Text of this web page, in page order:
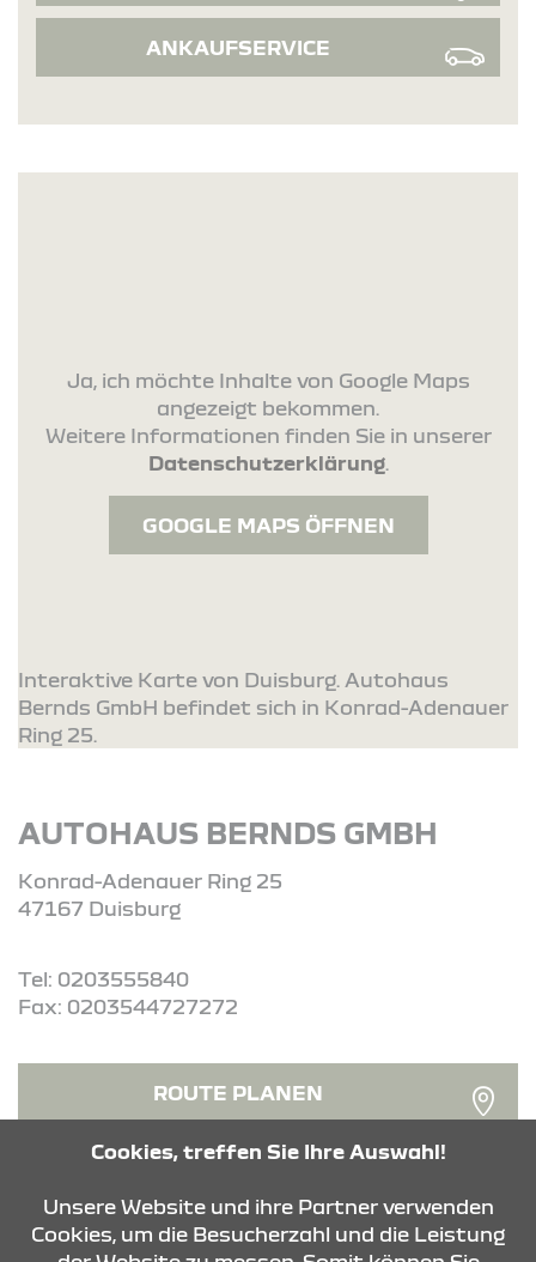
ANKAUFSERVICE
Ja, ich möchte Inhalte von Google Maps
angezeigt bekommen.
Weitere Informationen finden Sie in unserer
Datenschutzerklärung.
GOOGLE MAPS ÖFFNEN
Interaktive Karte von Duisburg. Autohaus
Bernds GmbH befindet sich in Konrad-Adenauer
Ring 25.
AUTOHAUS BERNDS GMBH
Konrad-Adenauer Ring 25
47167 Duisburg
Tel: 0203555840
Fax: 0203544727272
ROUTE PLANEN
ANFRAGE SENDEN
Cookies, treffen Sie Ihre Auswahl!
Unsere Website und ihre Partner verwenden
Cookies, um die Besucherzahl und die Leistung